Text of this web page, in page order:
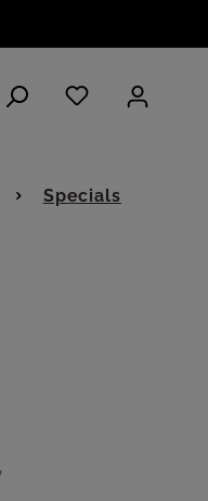
Specials